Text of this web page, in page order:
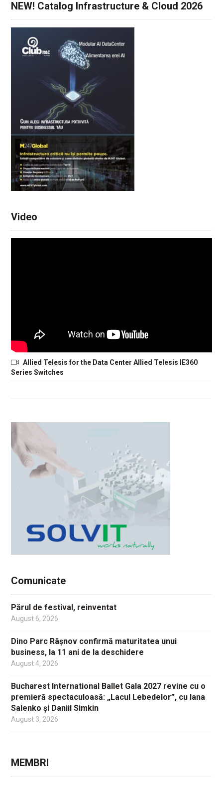
NEW! Catalog Infrastructure & Cloud 2026
Video
Allied Telesis for the Data Center Allied Telesis IE360
Series Switches
Comunicate
Părul de festival, reinventat
August 6, 2026
Dino Parc Râșnov confirmă maturitatea unui
business, la 11 ani de la deschidere
August 4, 2026
Bucharest International Ballet Gala 2027 revine cu o
premieră spectaculoasă: „Lacul Lebedelor”, cu Iana
Salenko și Daniil Simkin
August 3, 2026
MEMBRI